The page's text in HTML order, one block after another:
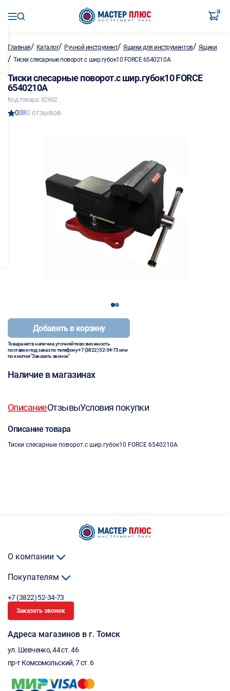
0
Главная/ Каталог/ Ручной инструмент/Ящики для инструментов/ Ящики
/ Тиски слесарные поворот.с шир.губок10 FORCE 6540210A
Тиски слесарные поворот.с шир.губок10 FORCE
6540210A
Код товара: 82662
0 0 отзывов
12
Добавить в корзину
Товара нет в наличии, уточняйте возможность
поставки под заказ по телефону+7 (3822) 52-34-73или
по кнопке "Заказать звонок"
Наличие в магазинах
ОписаниеОтзывыУсловия покупки
Описание товара
Тиски слесарные поворот.с шир.губок10 FORCE 6540210A
О компании
Покупателям
+7 (3822) 52-34-73
Заказать звонок
Адреса магазинов в г. Томск
ул. Шевченко, 44 ст. 46
пр-т Комсомольский, 7 ст. 6